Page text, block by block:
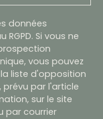
données
Si vous ne
vous pouvez
liste d'opposition
par l'article
sur le site
par courrier